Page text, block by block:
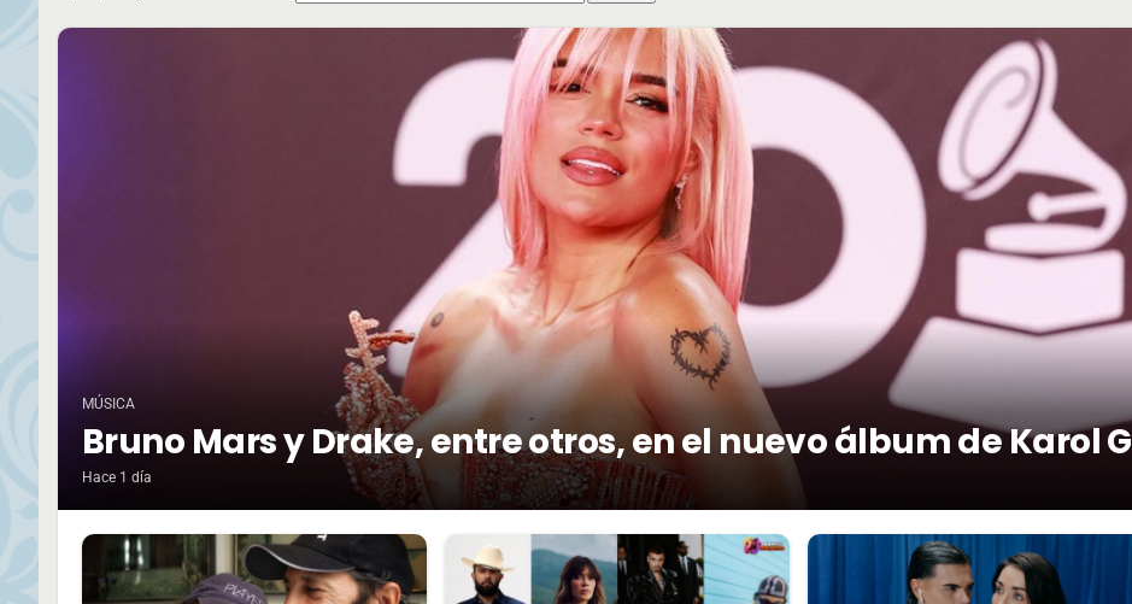
MÚSICA
Bruno Mars y Drake, entre otros, en el nuevo álbum de Karol G
Hace 1 día